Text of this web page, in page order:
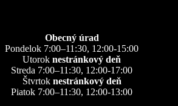
Obecný úrad
Pondelok 7:00–11:30, 12:00-15:00
Utorok nestránkový deň
Streda 7:00–11:30, 12:00-17:00
Štvrtok nestránkový deň
Piatok 7:00–11:30, 12:00-13:00